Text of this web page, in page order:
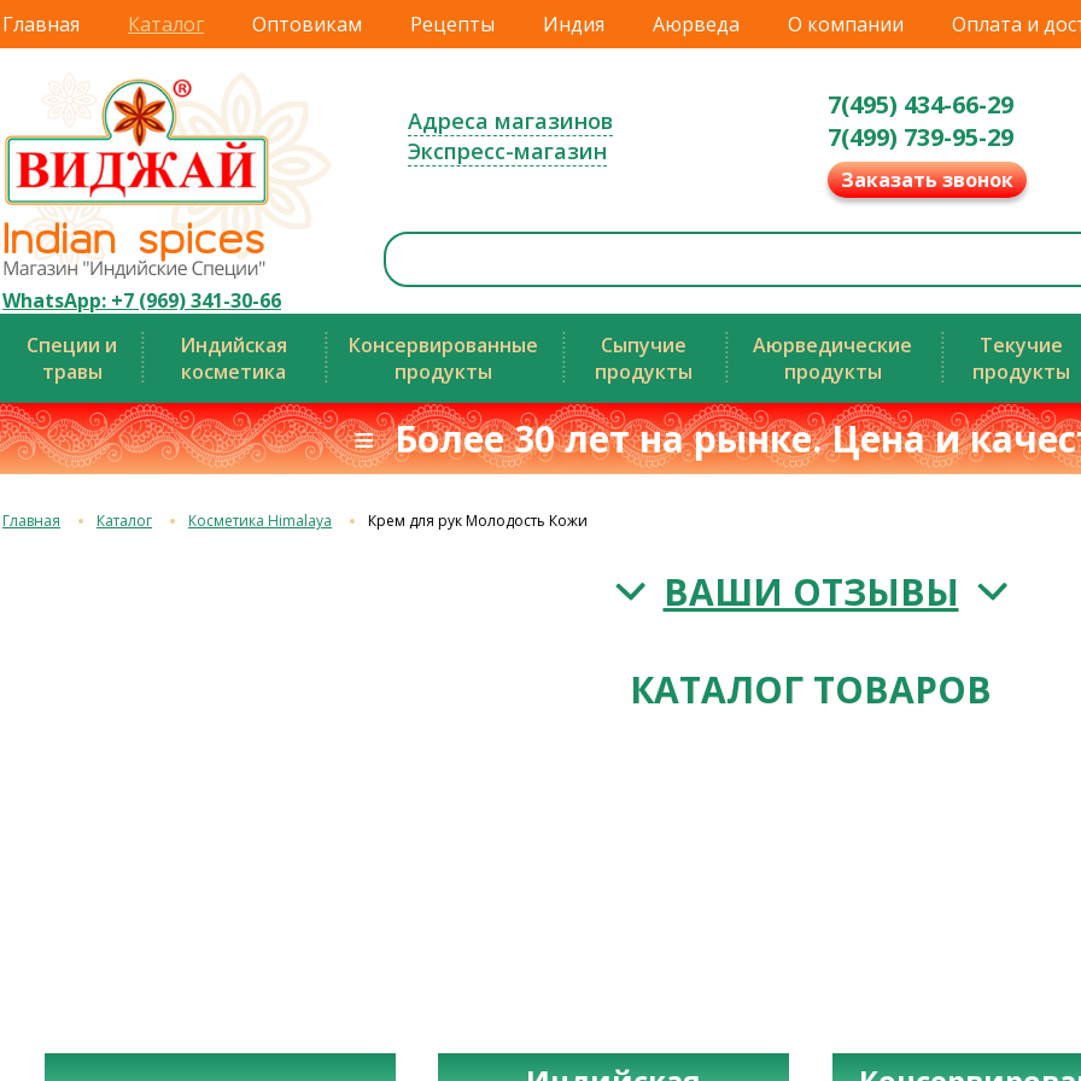
Главная Каталог Оптовикам Рецепты Индия Аюрведа О компании Оплата и
WhatsApp: +7 (969) 341-30-66
Адреса магазинов
Экспресс-магазин
7(495) 434-66-29
7(499) 739-95-29
Заказать звонок
Специи и
травы
Индийская
косметика
Консервированные
продукты
Сыпучие
продукты
Аюрведические
продукты
Текучие
продукты
≡ Более 30 лет на рынке. Цена и
Главная Каталог Косметика Himalaya Крем для рук Молодость Кожи
ВАШИ ОТЗЫВЫ
КАТАЛОГ ТОВАРОВ